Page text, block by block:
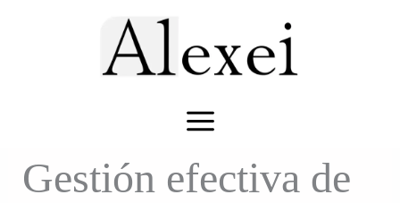
Gestión efectiva de